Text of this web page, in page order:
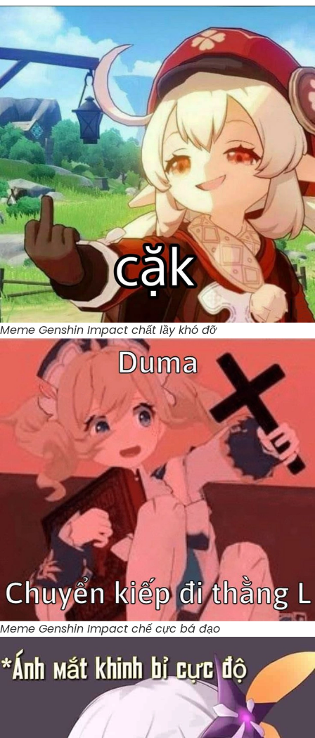
Meme Genshin Impact chất lầy khó đỡ
Meme Genshin Impact chế cực bá đạo